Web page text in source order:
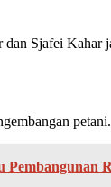
Sjafei
petani.
Pembangunan